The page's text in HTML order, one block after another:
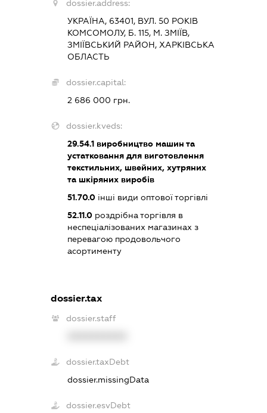
dossier.address:
УКРАЇНА, 63401, ВУЛ. 50 РОКІВ
КОМСОМОЛУ, Б. 115, М. ЗМІЇВ,
ЗМІЇВСЬКИЙ РАЙОН, ХАРКІВСЬКА
ОБЛАСТЬ
dossier.capital:
2 686 000 грн.
dossier.kveds:
29.54.1 виробництво машин та
устатковання для виготовлення
текстильних, швейних, хутряних
та шкіряних виробів
51.70.0 інші види оптової торгівлі
52.11.0 роздрібна торгівля в
неспеціалізованих магазинах з
перевагою продовольчого
асортименту
dossier.tax
dossier.staff
dossier.taxDebt
dossier.missingData
dossier.esvDebt